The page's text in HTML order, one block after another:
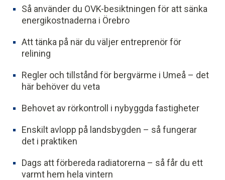
Så använder du OVK-besiktningen för att sänka
energikostnaderna i Örebro
Att tänka på när du väljer entreprenör för
relining
Regler och tillstånd för bergvärme i Umeå – det
här behöver du veta
Behovet av rörkontroll i nybyggda fastigheter
Enskilt avlopp på landsbygden – så fungerar
det i praktiken
Dags att förbereda radiatorerna – så får du ett
varmt hem hela vintern